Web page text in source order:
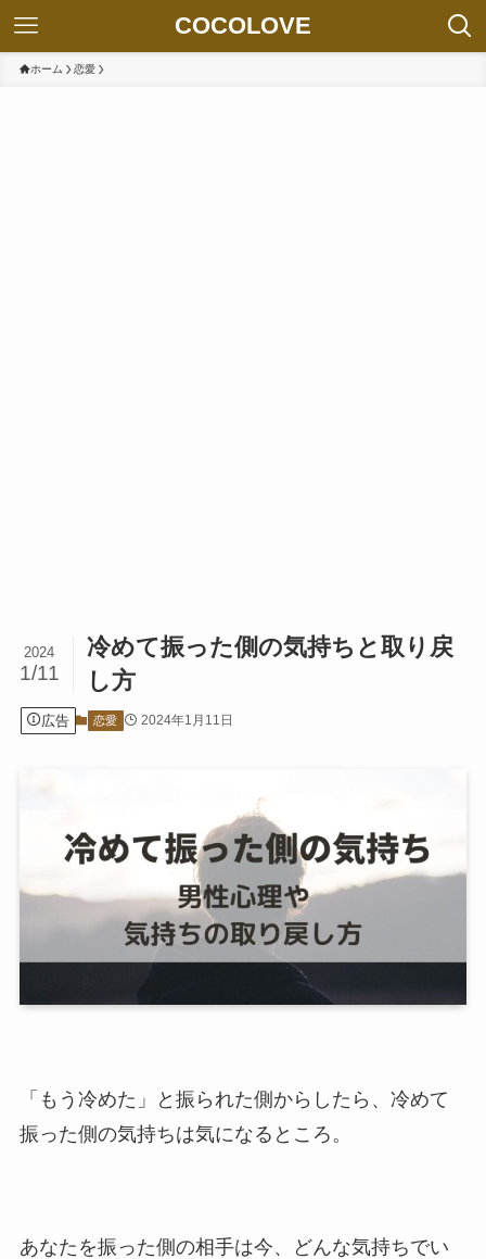
COCOLOVE
ホーム 恋愛
冷めて振った側の気持ちと取り戻
し方
2024
1/11
広告 恋愛 2024年1月11日
「もう冷めた」と振られた側からしたら、冷めて
振った側の気持ちは気になるところ。
あなたを振った側の相手は今、どんな気持ちでい